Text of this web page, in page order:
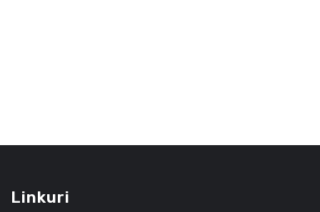
Linkuri